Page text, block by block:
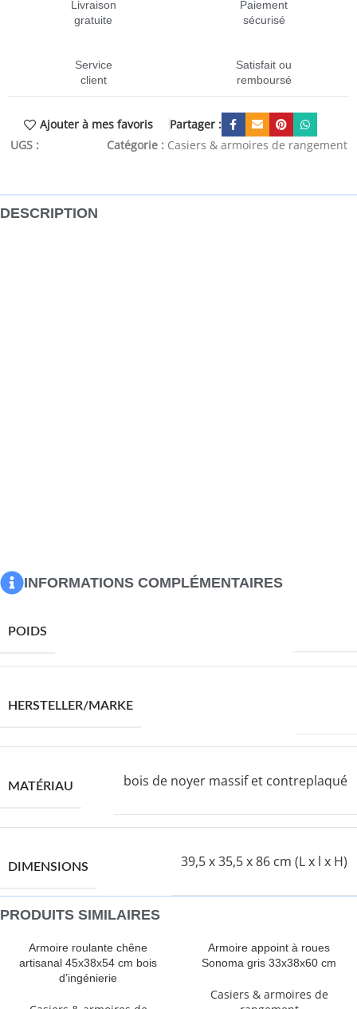
Livraison
gratuite
Paiement
sécurisé
Service
client
Satisfait ou
remboursé
Ajouter à mes favoris
Partager :
UGS :
Catégorie : Casiers & armoires de rangement
DESCRIPTION
INFORMATIONS COMPLÉMENTAIRES
POIDS
HERSTELLER/MARKE
MATÉRIAU bois de noyer massif et contreplaqué
DIMENSIONS 39,5 x 35,5 x 86 cm (L x l x H)
PRODUITS SIMILAIRES
Armoire roulante chêne
artisanal 45x38x54 cm bois
d’ingénierie
Armoire appoint à roues
Sonoma gris 33x38x60 cm
Casiers & armoires de